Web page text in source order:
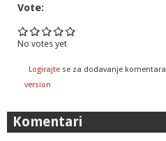
Vote:
No votes yet
Logirajtese za dodavanje komentara
version
Komentari